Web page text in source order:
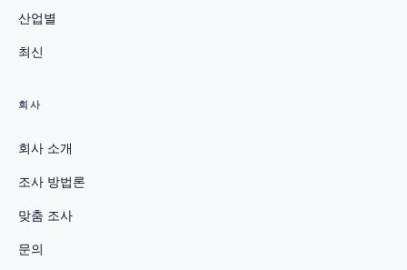
산업별
최신
회사
회사 소개
조사 방법론
맞춤 조사
문의